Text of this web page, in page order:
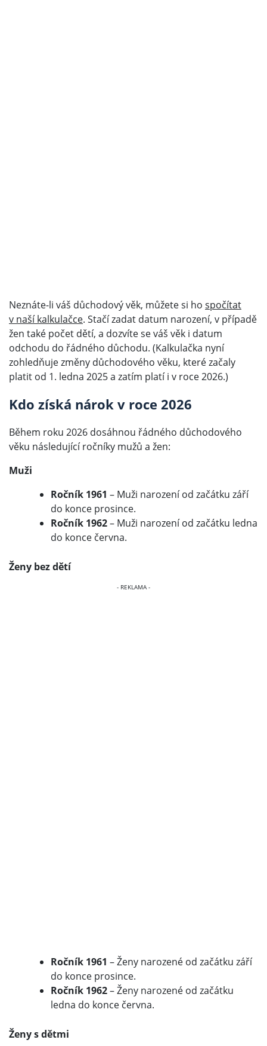
Neznáte-li váš důchodový věk, můžete si ho spočítat
v naší kalkulačce. Stačí zadat datum narození, v případě
žen také počet dětí, a dozvíte se váš věk i datum
odchodu do řádného důchodu. (Kalkulačka nyní
zohledňuje změny důchodového věku, které začaly
platit od 1. ledna 2025 a zatím platí i v roce 2026.)
Kdo získá nárok v roce 2026
Během roku 2026 dosáhnou řádného důchodového
věku následující ročníky mužů a žen:
Muži
Ročník 1961 – Muži narození od začátku září
do konce prosince.
Ročník 1962– Muži narození od začátku ledna
do konce června.
Ženy bez dětí
Ročník 1961 – Ženy narozené od začátku září
do konce prosince.
Ročník 1962– Ženy narozené od začátku
ledna do konce června.
Ženy s dětmi